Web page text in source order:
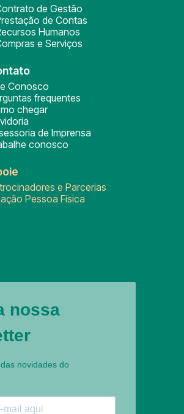
de Gestão
de Contas
Humanos
e Serviços
Conosco
frequentes
chegar
de Imprensa
conosco
e Parcerias
Pessoa Física